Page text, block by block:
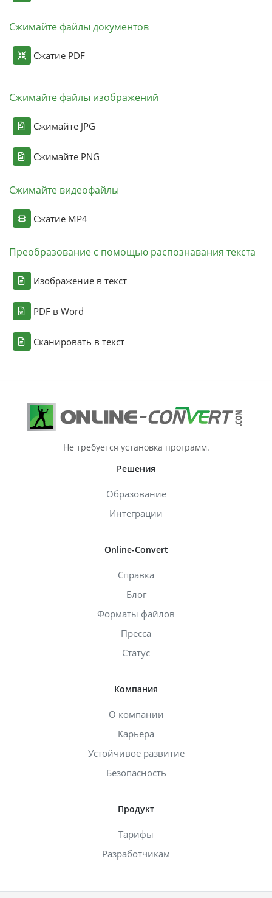
Сжимайте файлы документов
Сжатие PDF
Сжимайте файлы изображений
Сжимайте JPG
Сжимайте PNG
Сжимайте видеофайлы
Сжатие MP4
Преобразование с помощью распознавания текста
Изображение в текст
PDF в Word
Сканировать в текст
Не требуется установка программ.
Решения
Образование
Интеграции
Online-Convert
Справка
Блог
Форматы файлов
Пресса
Статус
Компания
О компании
Карьера
Устойчивое развитие
Безопасность
Продукт
Тарифы
Разработчикам